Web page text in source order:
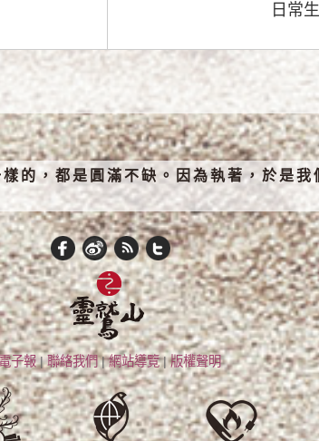
日常
的，都是圓滿不缺。因為執著，於是
子報|聯絡我們|網站導覽|版權聲明